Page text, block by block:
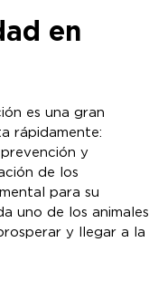
en
es una gran
rápidamente:
y
de los
para su
uno de los animales
y llegar a la